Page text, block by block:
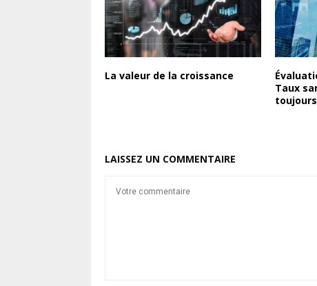
La valeur de la croissance
Taux
LAISSEZ UN COMMENTAIRE